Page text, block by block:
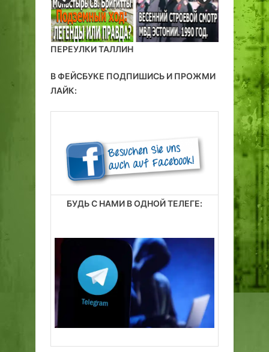
ПЕРЕУЛКИ ТАЛЛИН
В ФЕЙСБУКЕ ПОДПИШИСЬ И ПРОЖМИ
ЛАЙК:
БУДЬ С НАМИ В ОДНОЙ ТЕЛЕГЕ: